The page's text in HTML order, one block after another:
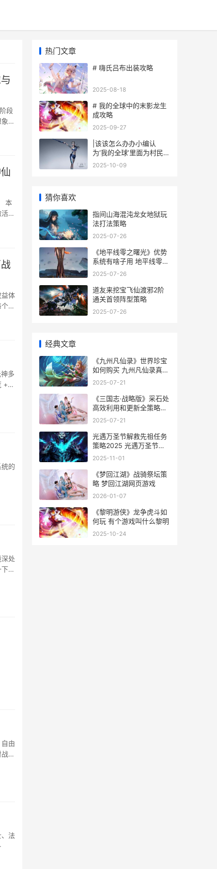
段
中
本
及
体
层
多
+
的
处
九
由
，
法
热门文章
# 嗨氏吕布出装攻略
2025-08-18
# 我的全球中的末影龙生
成攻略
2025-09-27
|该该怎么办办小编认
为‘我的全球’里面为村民分
配职业|
2025-10-09
猜你喜欢
指间山海混沌龙女地狱玩
法打法策略
2025-07-26
《地平线零之曙光》优势
系统有啥子用 地平线零之
曙光优势地点位置
2025-07-26
道友来挖宝飞仙渡邪2阶
通关首领阵型策略
2025-07-26
经典文章
《九州凡仙录》世界珍宝
如何购买 九州凡仙录真的
可以领到钱吗
2025-07-21
《三国志·战略版》采石处
高效利用和更新全策略
《三国志·战略版》PK16
燃!
2025-07-21
光遇万圣节解救先祖任务
策略2025 光遇万圣节攻
略2021
2025-11-01
《梦回江湖》战骑祭坛策
略 梦回江湖网页游戏
2026-01-07
《黎明游侠》龙争虎斗如
何玩 有个游戏叫什么黎明
2025-10-24